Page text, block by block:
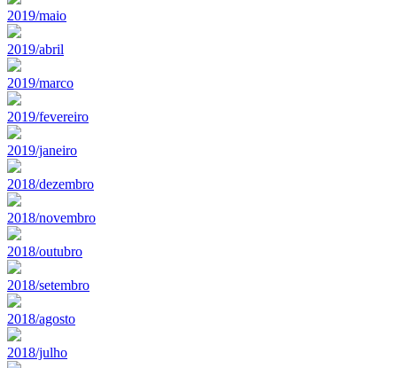
2019/maio
2019/abril
2019/marco
2019/fevereiro
2019/janeiro
2018/dezembro
2018/novembro
2018/outubro
2018/setembro
2018/agosto
2018/julho